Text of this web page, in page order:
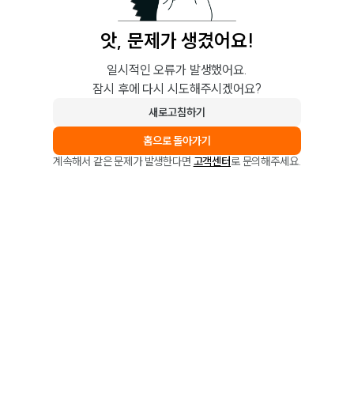
앗, 문제가 생겼어요!
일시적인 오류가 발생했어요.
잠시 후에 다시 시도해주시겠어요?
새로고침하기
홈으로 돌아가기
계속해서 같은 문제가 발생한다면 고객센터로 문의해주세요.